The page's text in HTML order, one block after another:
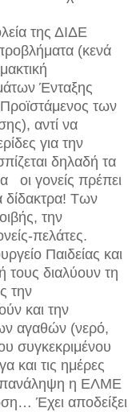
της ΔΙΔΕ
(κενά
Ένταξης
των
αντί να
για την
δηλαδή τα
οι γονείς πρέπει
δίδακτρα! Των
την
πελάτες.
Παιδείας και
τους διαλύουν τη
την
και την
αγαθών (νερό,
συγκεκριμένου
και τις ημέρες
επανάληψη η ΕΛΜΕ
Έχει αποδείξει